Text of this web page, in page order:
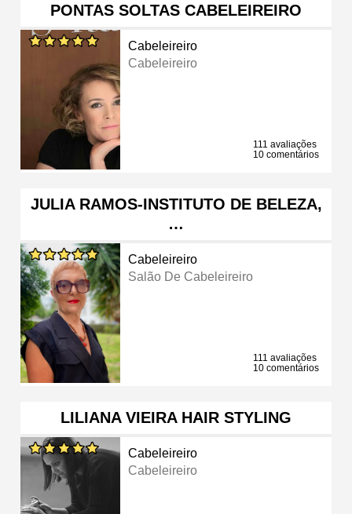
PONTAS SOLTAS CABELEIREIRO
Cabeleireiro
Cabeleireiro
111 avaliações
10 comentários
JULIA RAMOS-INSTITUTO DE BELEZA,
…
Cabeleireiro
Salão De Cabeleireiro
111 avaliações
10 comentários
LILIANA VIEIRA HAIR STYLING
Cabeleireiro
Cabeleireiro